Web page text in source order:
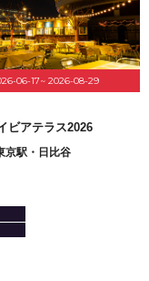
06-17~ 2026-08-29
ビアテラス2026
京駅・日比谷